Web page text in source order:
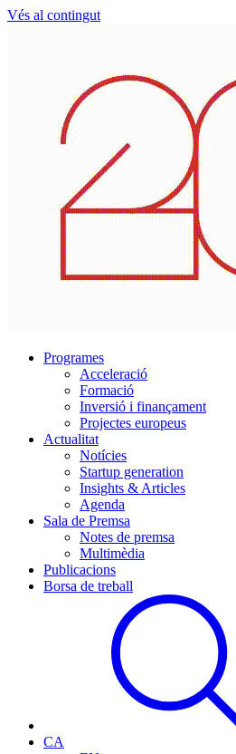
Vés al contingut
Programes
Acceleració
Formació
Inversió i finançament
Projectes europeus
Actualitat
Notícies
Startup generation
Insights & Articles
Agenda
Sala de Premsa
Notes de premsa
Multimèdia
Publicacions
Borsa de treball
CA